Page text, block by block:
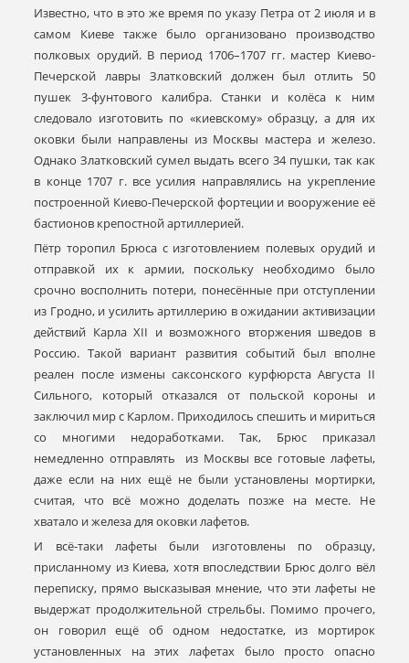
Известно, что в это же время по указу Петра от 2 июля и в
самом Киеве также было организовано производство
полковых орудий. В период 1706–1707 гг. мастер Киево-
Печерской лавры Златковский должен был отлить 50
пушек 3-фунтового калибра. Станки и колёса к ним
следовало изготовить по «киевскому» образцу, а для их
оковки были направлены из Москвы мастера и железо.
Однако Златковский сумел выдать всего 34 пушки, так как
в конце 1707 г. все усилия направлялись на укрепление
построенной Киево-Печерской фортеции и вооружение её
бастионов крепостной артиллерией.
Пётр торопил Брюса с изготовлением полевых орудий и
отправкой их к армии, поскольку необходимо было
срочно восполнить потери, понесённые при отступлении
из Гродно, и усилить артиллерию в ожидании активизации
действий Карла XII и возможного вторжения шведов в
Россию. Такой вариант развития событий был вполне
реален после измены саксонского курфюрста Августа II
Сильного, который отказался от польской короны и
заключил мир с Карлом. Приходилось спешить и мириться
со многими недоработками. Так, Брюс приказал
немедленно отправлять из Москвы все готовые лафеты,
даже если на них ещё не были установлены мортирки,
считая, что всё можно доделать позже на месте. Не
хватало и железа для оковки лафетов.
И всё-таки лафеты были изготовлены по образцу,
присланному из Киева, хотя впоследствии Брюс долго вёл
переписку, прямо высказывая мнение, что эти лафеты не
выдержат продолжительной стрельбы. Помимо прочего,
он говорил ещё об одном недостатке, из мортирок
установленных на этих лафетах было просто опасно